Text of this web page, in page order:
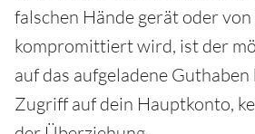
falschen Hände gerät oder
kompromittiert wird, ist der
auf das aufgeladene
Zugriff auf dein Hauptkonto,